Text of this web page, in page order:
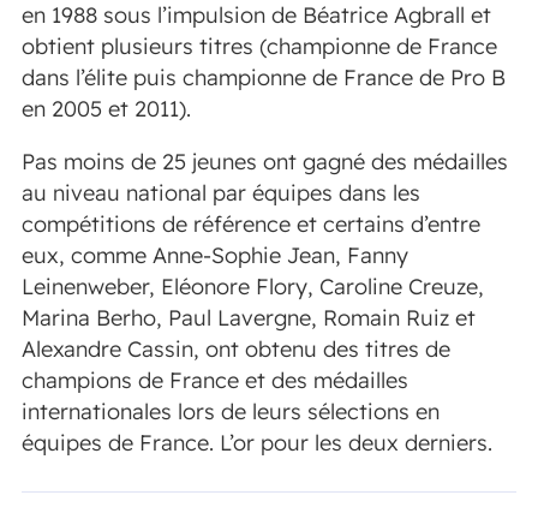
en 1988 sous l’impulsion de Béatrice Agbrall et
obtient plusieurs titres (championne de France
dans l’élite puis championne de France de Pro B
en 2005 et 2011).
Pas moins de 25 jeunes ont gagné des médailles
au niveau national par équipes dans les
compétitions de référence et certains d’entre
eux, comme Anne-Sophie Jean, Fanny
Leinenweber, Eléonore Flory, Caroline Creuze,
Marina Berho, Paul Lavergne, Romain Ruiz et
Alexandre Cassin, ont obtenu des titres de
champions de France et des médailles
internationales lors de leurs sélections en
équipes de France. L’or pour les deux derniers.